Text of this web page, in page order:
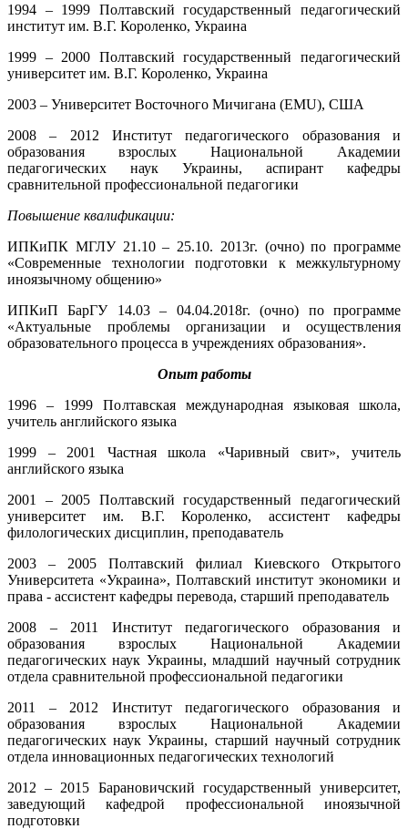
1994 – 1999 Полтавский государственный педагогический
институт им. В.Г. Короленко, Украина
1999 – 2000 Полтавский государственный педагогический
университет им. В.Г. Короленко, Украина
2003 – Университет Восточного Мичигана (EMU), США
2008 – 2012 Институт педагогического образования и
образования взрослых Национальной Академии
педагогических наук Украины, аспирант кафедры
сравнительной профессиональной педагогики
Повышение квалификации:
ИПКиПК МГЛУ 21.10 – 25.10. 2013г. (очно) по программе
«Современные технологии подготовки к межкультурному
иноязычному общению»
ИПКиП БарГУ 14.03 – 04.04.2018г. (очно) по программе
«Актуальные проблемы организации и осуществления
образовательного процесса в учреждениях образования».
Опыт работы
1996 – 1999 Полтавская международная языковая школа,
учитель английского языка
1999 – 2001 Частная школа «Чаривный свит», учитель
английского языка
2001 – 2005 Полтавский государственный педагогический
университет им. В.Г. Короленко, ассистент кафедры
филологических дисциплин, преподаватель
2003 – 2005 Полтавский филиал Киевского Открытого
Университета «Украина», Полтавский институт экономики и
права - ассистент кафедры перевода, старший преподаватель
2008 – 2011 Институт педагогического образования и
образования взрослых Национальной Академии
педагогических наук Украины, младший научный сотрудник
отдела сравнительной профессиональной педагогики
2011 – 2012 Институт педагогического образования и
образования взрослых Национальной Академии
педагогических наук Украины, старший научный сотрудник
отдела инновационных педагогических технологий
2012 – 2015 Барановичский государственный университет,
заведующий кафедрой профессиональной иноязычной
подготовки